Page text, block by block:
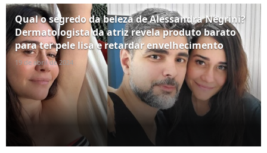
Qual o segredo da beleza de Alessandra Negrini?
Dermatologista da atriz revela produto barato
para ter pele lisa e retardar envelhecimento
19 de abril de 2024